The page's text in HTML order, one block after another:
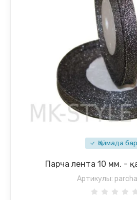
Қоймада бар
Парча лента 10 мм. -
Артикулы: